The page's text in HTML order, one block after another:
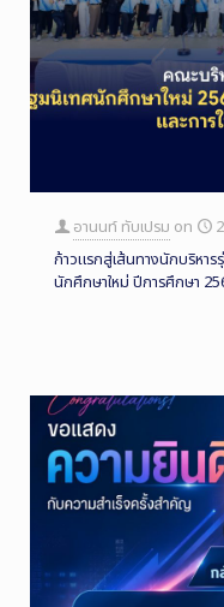
อานนท์ ทับเปรม on
ก้าวแรกสู่เส้นทางนักบริหา
นักศึกษาใหม่ ปีการศึกษา